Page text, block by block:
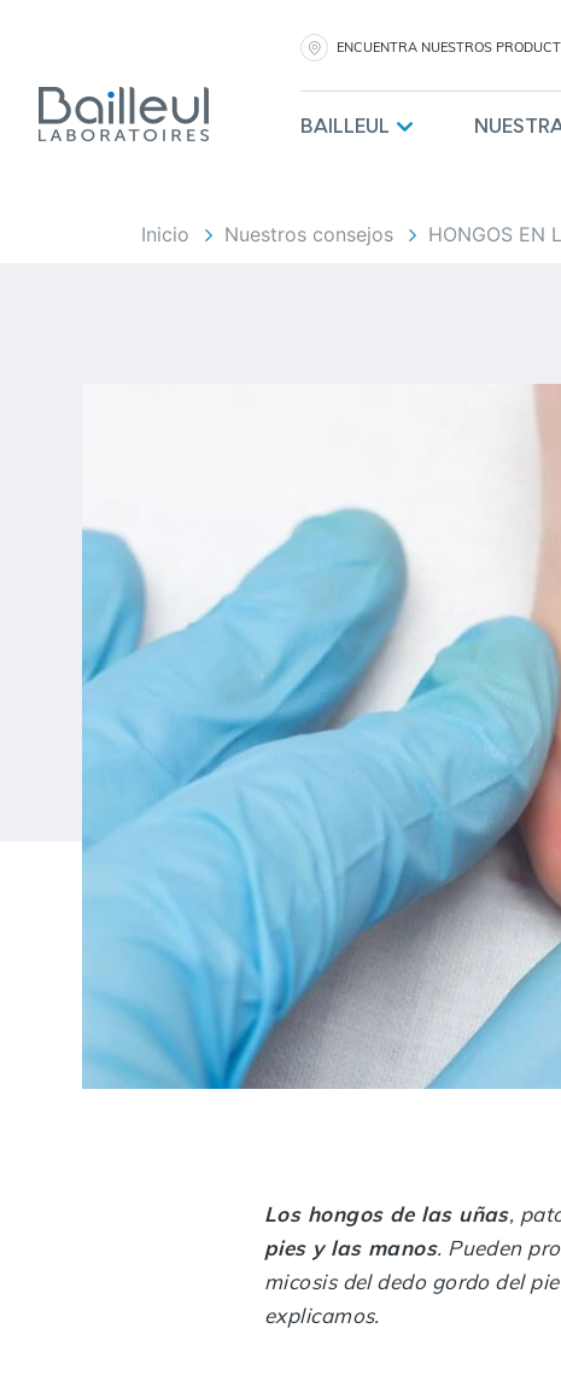
ENCUENTRA NUESTROS
BAILLEUL
Inicio Nuestros consejos HONGOS EN
Los hongos de las uñas,
pies y las manos. Pueden
micosis del dedo gordo del
explicamos.